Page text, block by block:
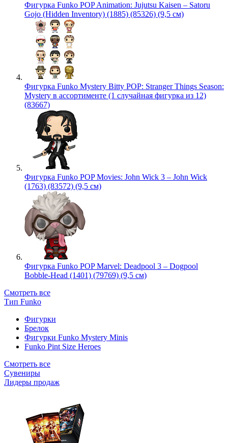
Фигурка Funko POP Animation: Jujutsu Kaisen – Satoru
Gojo (Hidden Inventory) (1885) (85326) (9,5 см)
Фигурка Funko Mystery Bitty POP: Stranger Things Season:
Mystery в ассортименте (1 случайная фигурка из 12)
(83667)
Фигурка Funko POP Movies: John Wick 3 – John Wick
(1763) (83572) (9,5 см)
Фигурка Funko POP Marvel: Deadpool 3 – Dogpool
Bobble-Head (1401) (79769) (9,5 см)
Смотреть все
Тип Funko
Фигурки
Брелок
Фигурки Funko Mystery Minis
Funko Pint Size Heroes
Смотреть все
Сувениры
Лидеры продаж